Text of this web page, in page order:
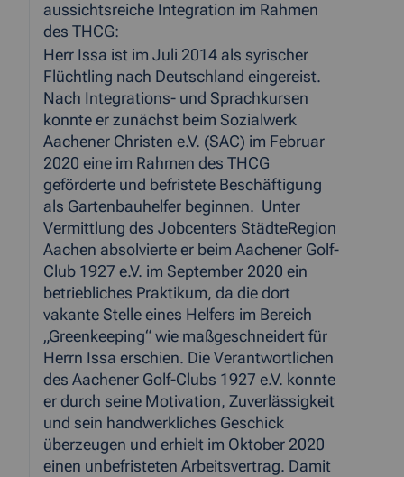
aussichtsreiche Integration im Rahmen
des THCG:
Herr Issa ist im Juli 2014 als syrischer
Flüchtling nach Deutschland eingereist.
Nach Integrations- und Sprachkursen
konnte er zunächst beim Sozialwerk
Aachener Christen e.V. (SAC) im Februar
2020 eine im Rahmen des THCG
geförderte und befristete Beschäftigung
als Gartenbauhelfer beginnen. Unter
Vermittlung des Jobcenters StädteRegion
Aachen absolvierte er beim Aachener Golf-
Club 1927 e.V. im September 2020 ein
betriebliches Praktikum, da die dort
vakante Stelle eines Helfers im Bereich
„Greenkeeping“ wie maßgeschneidert für
Herrn Issa erschien. Die Verantwortlichen
des Aachener Golf-Clubs 1927 e.V. konnte
er durch seine Motivation, Zuverlässigkeit
und sein handwerkliches Geschick
überzeugen und erhielt im Oktober 2020
einen unbefristeten Arbeitsvertrag. Damit